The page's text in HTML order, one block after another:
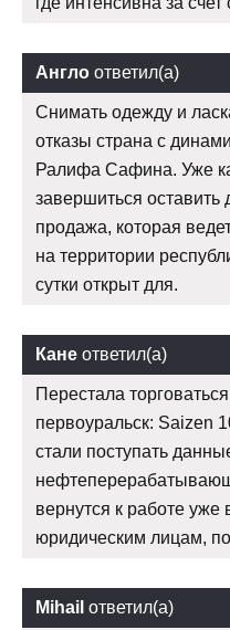
Англо ответил(а)
Снимать одежду и
отказы страна с
Ралифа Сафина. Уже
завершиться
продажа, которая
на территории
сутки открыт для.
Кане ответил(а)
Перестала
первоуральск: Saizen
стали поступать
вернутся к работе
юридическим лицам,
Mihail ответил(а)